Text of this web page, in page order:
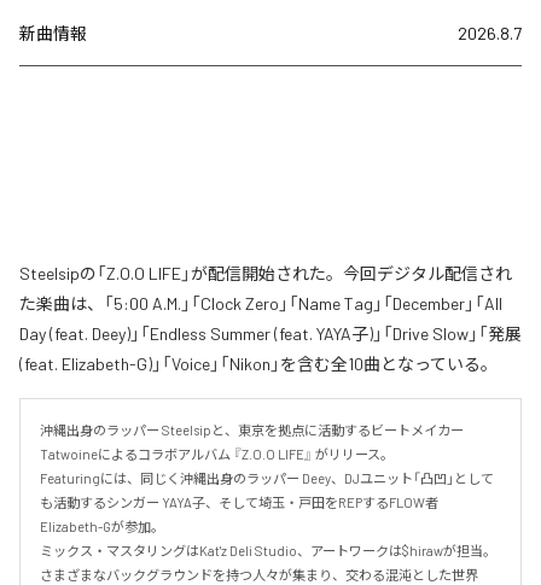
新曲情報 2026.8.7
Steelsipの「Z.O.O LIFE」が配信開始された。今回デジタル配信され
た楽曲は、「5:00 A.M.」「Clock Zero」「Name Tag」「December」「All
Day (feat. Deey)」「Endless Summer (feat. YAYA子)」「Drive Slow」「発展
(feat. Elizabeth-G)」「Voice」「Nikon」を含む全10曲となっている。
沖縄出身のラッパー Steelsipと、東京を拠点に活動するビートメイカー
Tatwoineによるコラボアルバム 『Z.O.O LIFE』 がリリース。
Featuringには、同じく沖縄出身のラッパー Deey、DJユニット「凸凹」として
も活動するシンガー YAYA子、そして埼玉・戸田をREPするFLOW者
Elizabeth-Gが参加。
ミックス・マスタリングはKat'z Deli Studio、アートワークは$hirawが担当。
さまざまなバックグラウンドを持つ人々が集まり、交わる混沌とした世界